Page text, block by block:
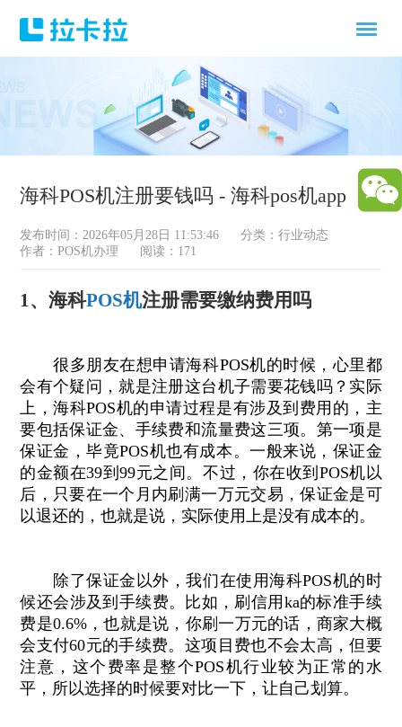
海科POS机注册要钱吗 - 海科pos机app
发布时间：2026年05月28日 11:53:46 分类：行业动态
作者：POS机办理
阅读：171
1、海科POS机注册需要缴纳费用吗
很多朋友在想申请海科POS机的时候，心里都
会有个疑问，就是注册这台机子需要花钱吗？实际
上，海科POS机的申请过程是有涉及到费用的，主
要包括保证金、手续费和流量费这三项。第一项是
保证金，毕竟POS机也有成本。一般来说，保证金
的金额在39到99元之间。不过，你在收到POS机以
后，只要在一个月内刷满一万元交易，保证金是可
以退还的，也就是说，实际使用上是没有成本的。
除了保证金以外，我们在使用海科POS机的时
候还会涉及到手续费。比如，刷信用ka的标准手续
费是0.6%，也就是说，你刷一万元的话，商家大概
会支付60元的手续费。这项目费也不会太高，但要
注意，这个费率是整个POS机行业较为正常的水
平，所以选择的时候要对比一下，让自己划算。